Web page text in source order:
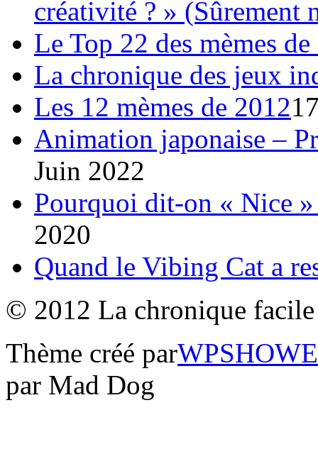
créativité ? »
Le Top 22 des mèmes
La chronique des jeux
Les 12 mèmes de 2012
Animation japonaise –
Juin 2022
Pourquoi dit-on « Nice
2020
Quand le Vibing Cat a
© 2012 La chronique
Thème créé par
par Mad Dog